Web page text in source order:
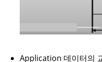
Application 데이터의